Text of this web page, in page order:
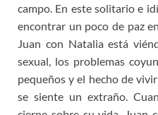
campo. En este solitario e
encontrar un poco de paz
Juan con Natalia está
sexual, los problemas
pequeños y el hecho de
se siente un extraño.